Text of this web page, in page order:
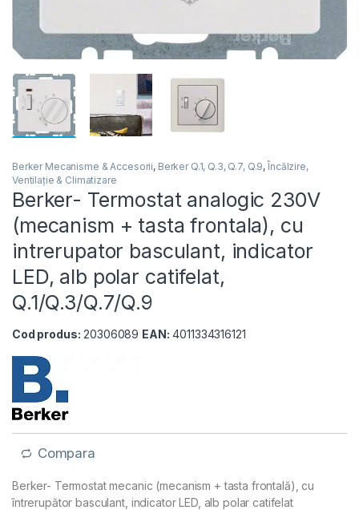
Berker Mecanisme & Accesorii, Berker Q.1, Q.3, Q.7, Q.9, Încălzire,
Ventilație & Climatizare
Berker- Termostat analogic 230V
(mecanism + tasta frontala), cu
intrerupator basculant, indicator
LED, alb polar catifelat,
Q.1/Q.3/Q.7/Q.9
Cod produs: 20306089 EAN: 4011334316121
Compara
Berker- Termostat mecanic (mecanism + tasta frontală), cu
întrerupător basculant, indicator LED, alb polar catifelat